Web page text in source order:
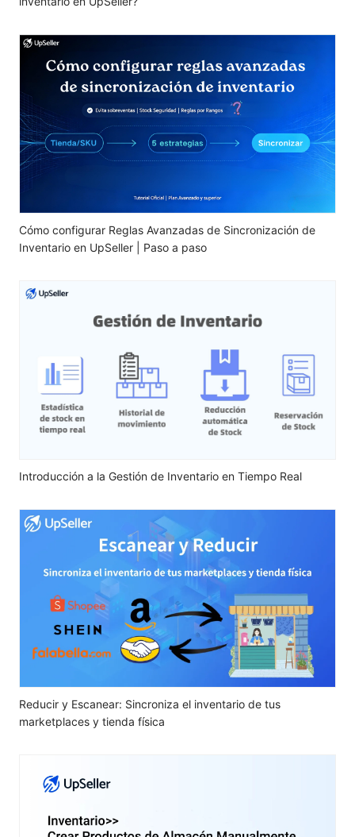
Cómo configurar Reglas Avanzadas de Sincronización de
Inventario en UpSeller | Paso a paso
Introducción a la Gestión de Inventario en Tiempo Real
Reducir y Escanear: Sincroniza el inventario de tus
marketplaces y tienda física